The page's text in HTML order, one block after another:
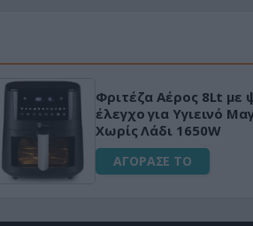
Φριτέζα Αέρος 8Lt με
έλεγχο για Υγιεινό
Χωρίς Λάδι 1650W
ΑΓΟΡΑΣΕ ΤΟ